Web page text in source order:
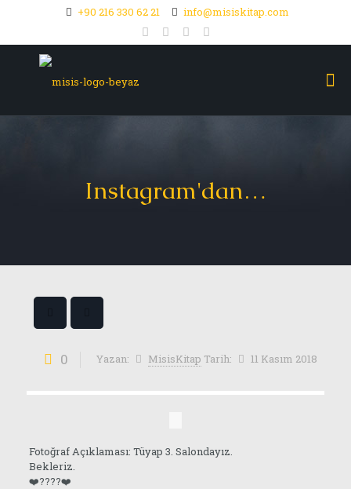
+90 216 330 62 21 info@misiskitap.com
Instagram'dan…
0 Yazan: MisisKitap Tarih: 11 Kasım 2018
Fotoğraf Açıklaması: Tüyap 3. Salondayız.
Bekleriz.
❤️????❤️